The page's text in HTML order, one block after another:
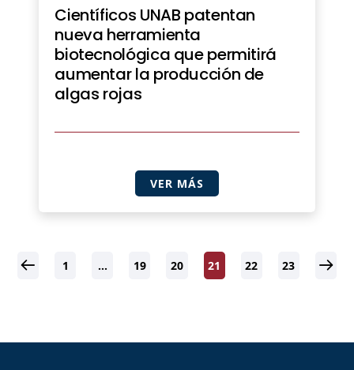
Científicos UNAB patentan
nueva herramienta
biotecnológica que permitirá
aumentar la producción de
algas rojas
VER MÁS
1 … 19 20 21 22 23